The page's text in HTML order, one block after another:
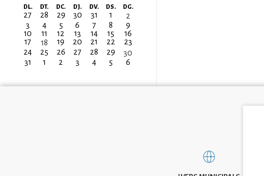
Paginació
DL. DT. DC. DJ. DV. DS. DG.
27 28 29 30 31 1
2
3
4 5 6 7 8
9
10
11 12 13 14 15
16
17
18 19 20 21 22
23
24
25 26 27 28 29
30
31
1 2 3 4 5 6